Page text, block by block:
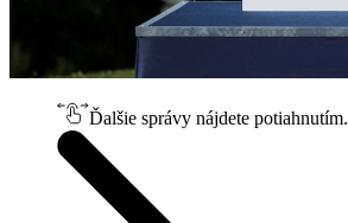
Ďalšie správy nájdete potiahnutím.